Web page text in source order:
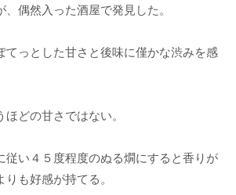
偶然入った酒屋で発見した。
てっとした甘さと後味に僅かな渋みを感
どの甘さではない。
従い４５度程度のぬる燗にすると香りが
も好感が持てる。